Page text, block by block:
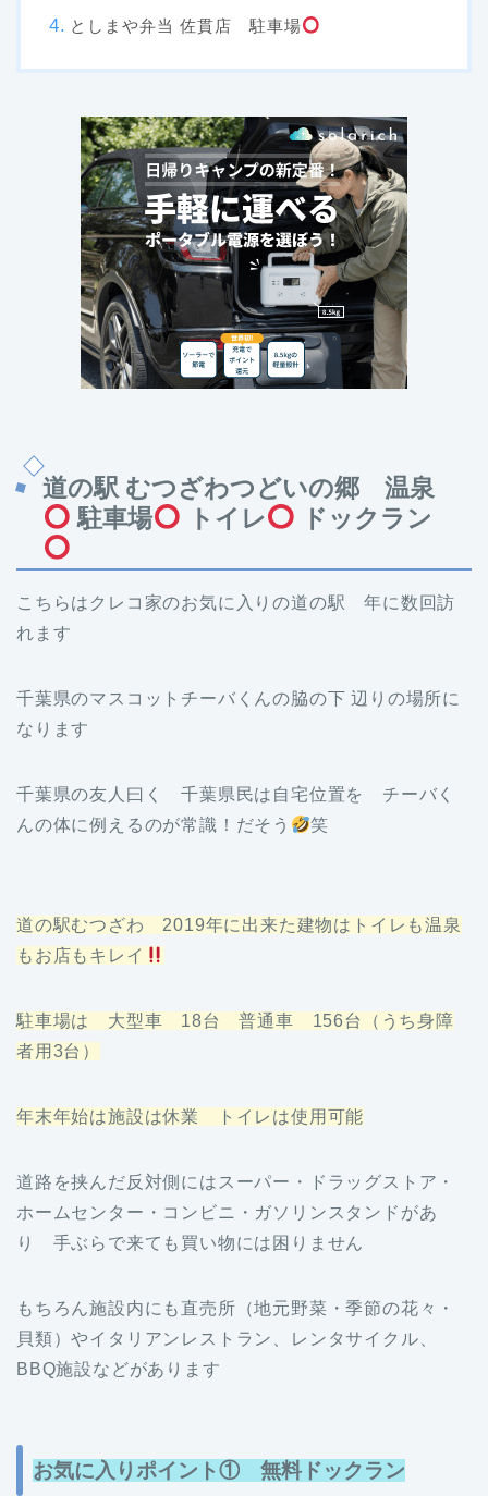
としまや弁当 佐貫店 駐車場
道の駅 むつざわつどいの郷 温泉
駐車場
トイレ ドックラン
こちらはクレコ家のお気に入りの道の駅 年に数回訪
れます
千葉県のマスコットチーバくんの脇の下 辺りの場所に
なります
千葉県の友人曰く 千葉県民は自宅位置を チーバく
んの体に例えるのが常識！だそう
笑
道の駅むつざわ 2019年に出来た建物はトイレも温泉
もお店もキレイ
駐車場は 大型車 18台 普通車 156台（うち身障
者用3台）
年末年始は施設は休業 トイレは使用可能
道路を挟んだ反対側にはスーパー・ドラッグストア・
ホームセンター・コンビニ・ガソリンスタンドがあ
り 手ぶらで来ても買い物には困りません
もちろん施設内にも直売所（地元野菜・季節の花々・
貝類）やイタリアンレストラン、レンタサイクル、
BBQ施設などがあります
お気に入りポイント① 無料ドックラン